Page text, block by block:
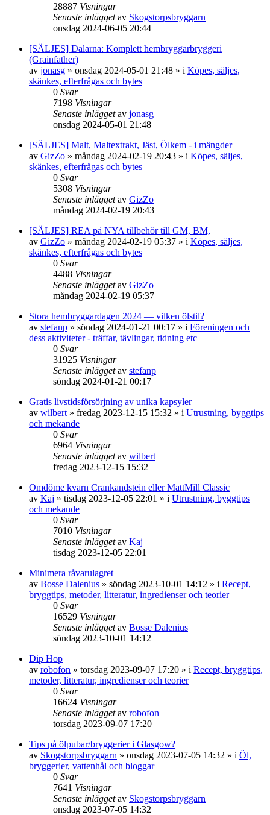
28887 Visningar
Senaste inläggetav Skogstorpsbryggarn
onsdag 2024-06-05 20:44
[SÄLJES] Dalarna: Komplett hembryggarbryggeri
(Grainfather)
av jonasg » onsdag 2024-05-01 21:48 » i Köpes, säljes,
skänkes, efterfrågas och bytes
0 Svar
7198 Visningar
Senaste inläggetav jonasg
onsdag 2024-05-01 21:48
[SÄLJES] Malt, Maltextrakt, Jäst, Ölkem - i mängder
av GizZo » måndag 2024-02-19 20:43 » i Köpes, säljes,
skänkes, efterfrågas och bytes
0 Svar
5308 Visningar
Senaste inläggetav GizZo
måndag 2024-02-19 20:43
[SÄLJES] REA på NYA tillbehör till GM, BM,
av GizZo » måndag 2024-02-19 05:37 » i Köpes, säljes,
skänkes, efterfrågas och bytes
0 Svar
4488 Visningar
Senaste inläggetav GizZo
måndag 2024-02-19 05:37
Stora hembryggardagen 2024 — vilken ölstil?
av stefanp » söndag 2024-01-21 00:17 » i Föreningen och
dess aktiviteter - träffar, tävlingar, tidning etc
0 Svar
31925 Visningar
Senaste inläggetav stefanp
söndag 2024-01-21 00:17
Gratis livstidsförsörjning av unika kapsyler
av wilbert » fredag 2023-12-15 15:32 » i Utrustning, byggtips
och mekande
0 Svar
6964 Visningar
Senaste inläggetav wilbert
fredag 2023-12-15 15:32
Omdöme kvarn Crankandstein eller MattMill Classic
av Kaj » tisdag 2023-12-05 22:01 » i Utrustning, byggtips
och mekande
0 Svar
7010 Visningar
Senaste inläggetav Kaj
tisdag 2023-12-05 22:01
Minimera råvarulagret
av Bosse Dalenius » söndag 2023-10-01 14:12 » i Recept,
bryggtips, metoder, litteratur, ingredienser och teorier
0 Svar
16529 Visningar
Senaste inläggetav Bosse Dalenius
söndag 2023-10-01 14:12
Dip Hop
av robofon » torsdag 2023-09-07 17:20 » i Recept, bryggtips,
metoder, litteratur, ingredienser och teorier
0 Svar
16624 Visningar
Senaste inläggetav robofon
torsdag 2023-09-07 17:20
Tips på ölpubar/bryggerier i Glasgow?
av Skogstorpsbryggarn » onsdag 2023-07-05 14:32 » i Öl,
bryggerier, vattenhål och bloggar
0 Svar
7641 Visningar
Senaste inläggetav Skogstorpsbryggarn
onsdag 2023-07-05 14:32